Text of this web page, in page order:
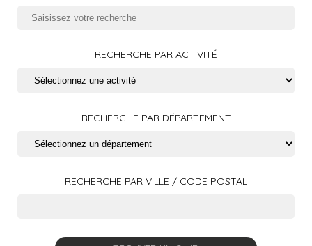
RECHERCHE PAR ACTIVITÉ
RECHERCHE PAR DÉPARTEMENT
RECHERCHE PAR VILLE / CODE POSTAL